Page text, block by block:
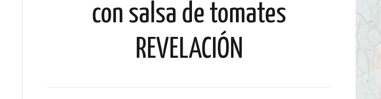
con salsa de tomates
REVELACIÓN